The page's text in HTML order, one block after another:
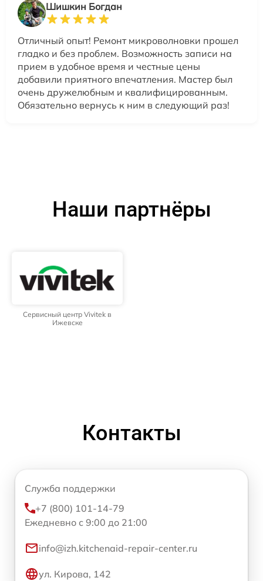
Шишкин Богдан
Отличный опыт! Ремонт микроволновки прошел
гладко и без проблем. Возможность записи на
прием в удобное время и честные цены
добавили приятного впечатления. Мастер был
очень дружелюбным и квалифицированным.
Обязательно вернусь к ним в следующий раз!
Наши партнёры
Сервисный центр Vivitek в
Ижевске
Контакты
Служба поддержки
+7 (800) 101-14-79
Ежедневно с 9:00 до 21:00
info@izh.kitchenaid-repair-center.ru
ул. Кирова, 142